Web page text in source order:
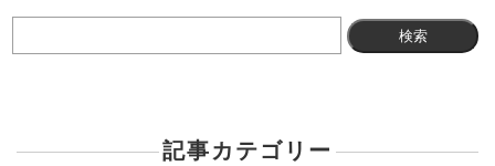
索:
記事カテゴリー